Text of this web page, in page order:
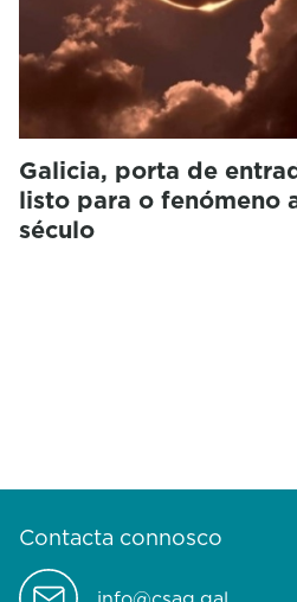
Galicia, porta de
listo para o fenómeno
século
Contacta connosco